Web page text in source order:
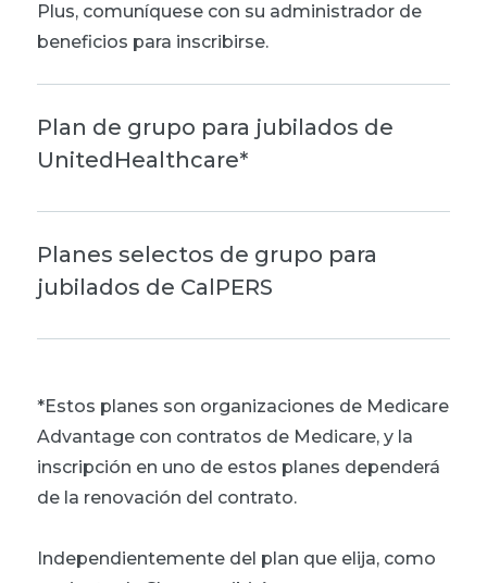
Plus, comuníquese con su administrador de
beneficios para inscribirse.
Plan de grupo para jubilados de
UnitedHealthcare*
Planes selectos de grupo para
jubilados de CalPERS
*Estos planes son organizaciones de Medicare
Advantage con contratos de Medicare, y la
inscripción en uno de estos planes dependerá
de la renovación del contrato.
Independientemente del plan que elija, como